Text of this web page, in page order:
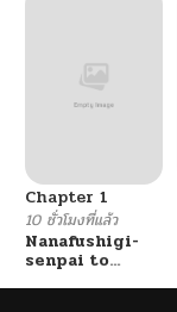
Chapter 1
10 ชั่วโมงที่แล้ว
Nanafushigi-
senpai to